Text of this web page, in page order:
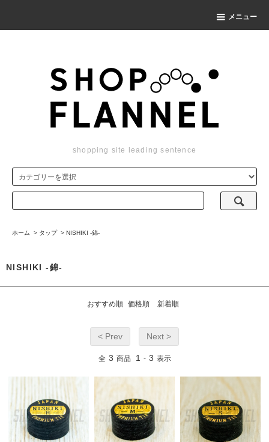
メニュー
shopping site leading sentence
ホーム > タップ > NISHIKI -錦-
NISHIKI -錦-
おすすめ順 価格順 新着順
< Prev Next >
全 3 商品 1 - 3 表示